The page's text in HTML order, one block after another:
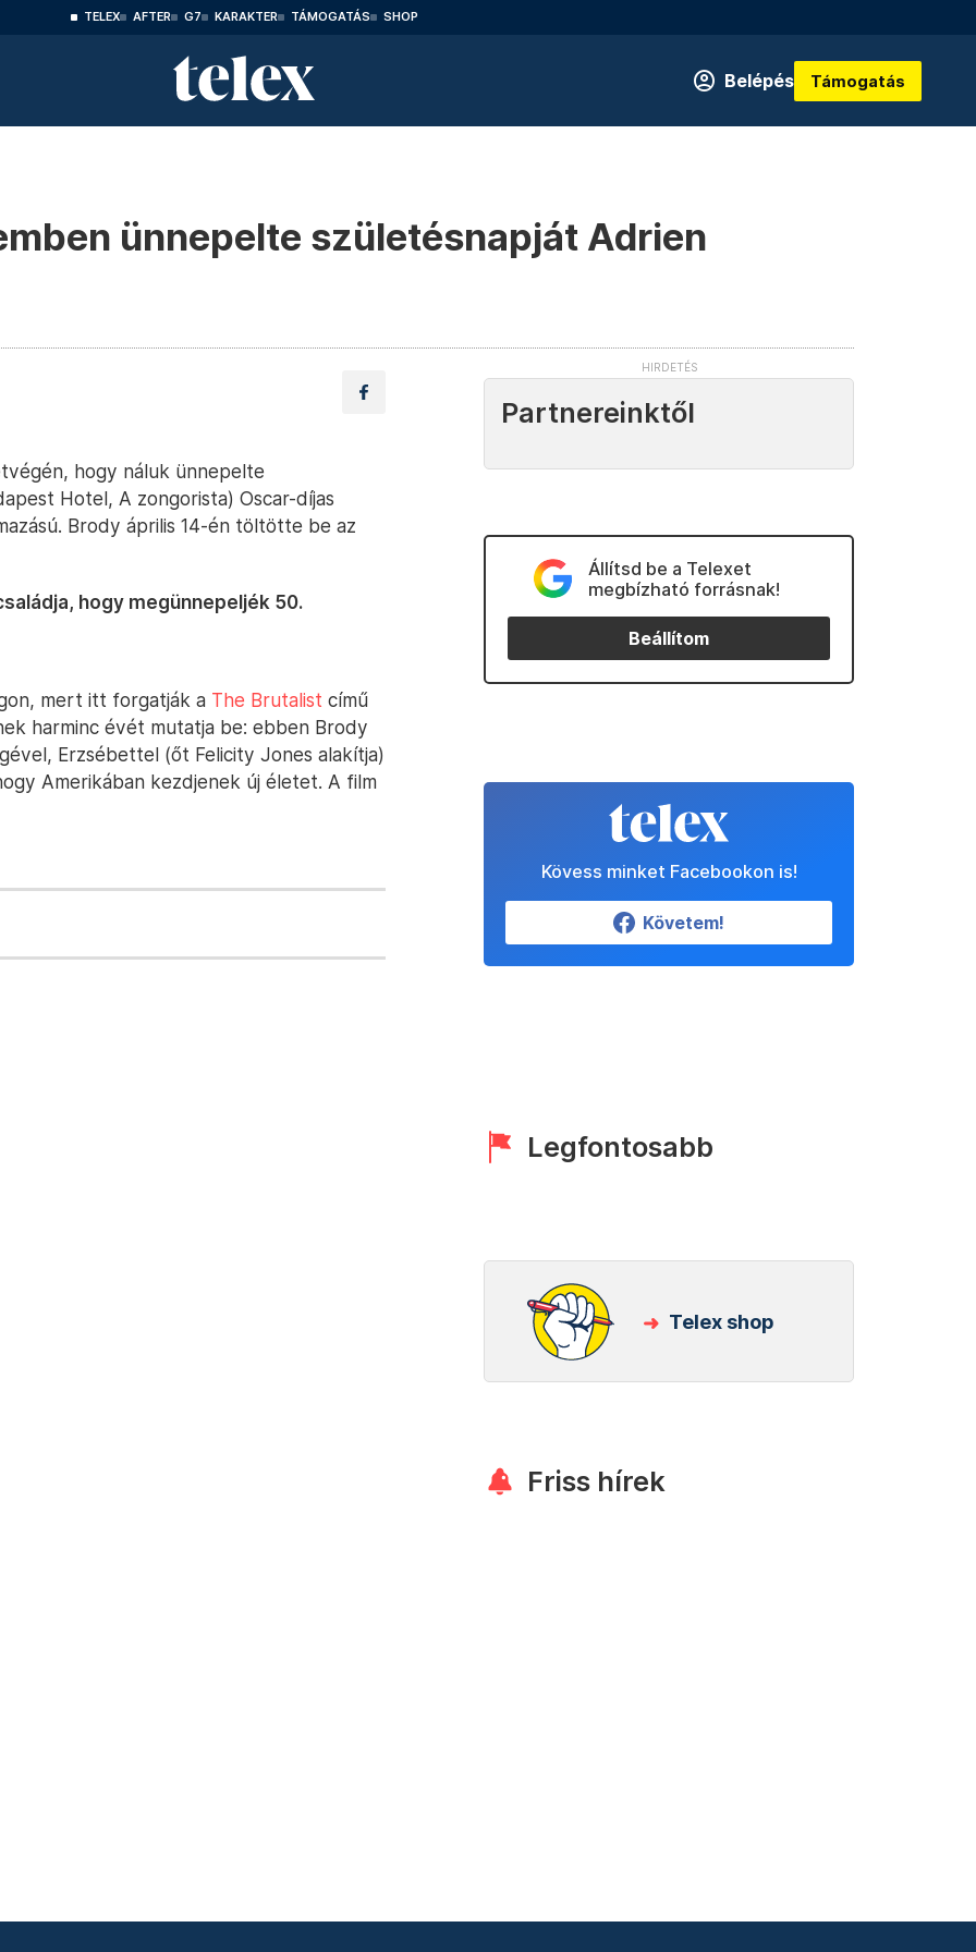
TELEX AFTER G7 KARAKTER TÁMOGATÁS SHOP
Belépés Támogatás
ünnepelte születésnapját Adrien
hogy náluk ünnepelte
Hotel, A zongorista) Oscar-díjas
Brody április 14-én töltötte be az
hogy megünnepeljék 50.
mert itt forgatják a The Brutalist című
harminc évét mutatja be: ebben Brody
Erzsébettel (őt Felicity Jones alakítja)
Amerikában kezdjenek új életet. A film
Partnereinktől
Állítsd be a Telexet
megbízható forrásnak!
Beállítom
Kövess minket Facebookon is!
Követem!
Legfontosabb
Telex shop
Friss hírek